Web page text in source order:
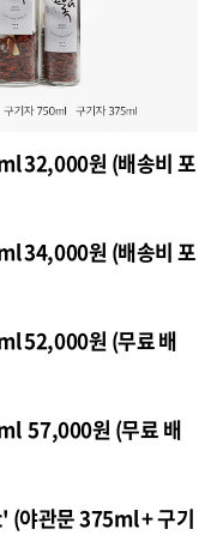
32,000원 (배송비 포
34,000원 (배송비 포
52,000원 (무료 배
57,000원 (무료 배
(야관문 375ml + 구기